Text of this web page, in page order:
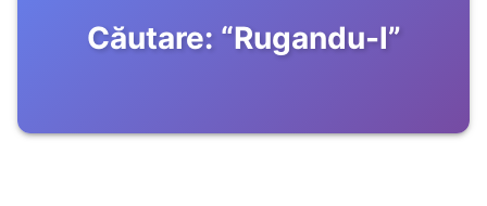
Căutare: “Rugandu-l”